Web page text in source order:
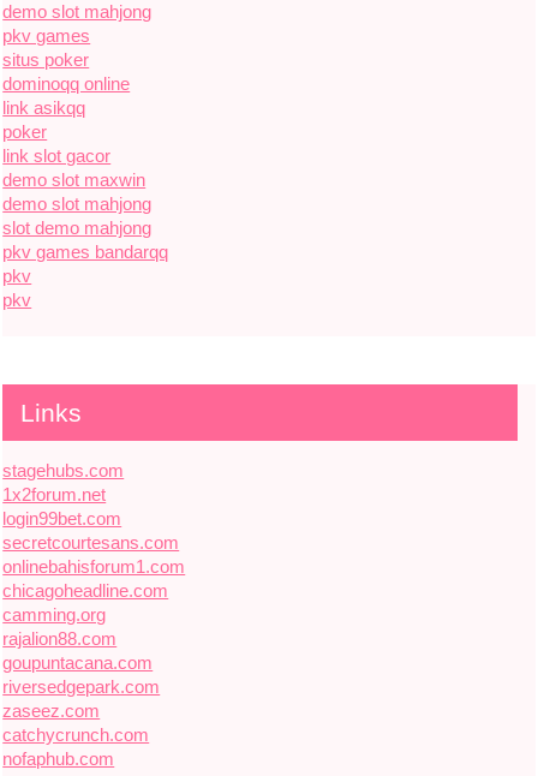
demo slot mahjong
pkv games
situs poker
dominoqq online
link asikqq
poker
link slot gacor
demo slot maxwin
demo slot mahjong
slot demo mahjong
pkv games bandarqq
pkv
pkv
Links
stagehubs.com
1x2forum.net
login99bet.com
secretcourtesans.com
onlinebahisforum1.com
chicagoheadline.com
camming.org
rajalion88.com
goupuntacana.com
riversedgepark.com
zaseez.com
catchycrunch.com
nofaphub.com